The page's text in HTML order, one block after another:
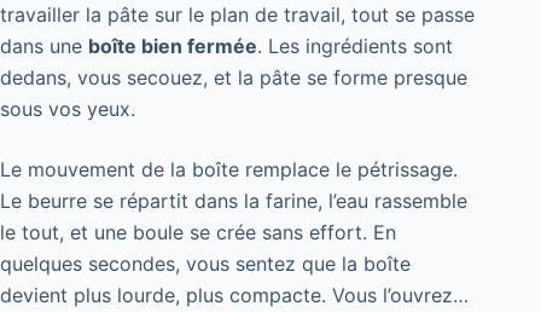
travailler la pâte sur le plan de travail, tout se passe
dans une boîte bien fermée. Les ingrédients sont
dedans, vous secouez, et la pâte se forme presque
sous vos yeux.
Le mouvement de la boîte remplace le pétrissage.
Le beurre se répartit dans la farine, l’eau rassemble
le tout, et une boule se crée sans effort. En
quelques secondes, vous sentez que la boîte
devient plus lourde, plus compacte. Vous l’ouvrez…